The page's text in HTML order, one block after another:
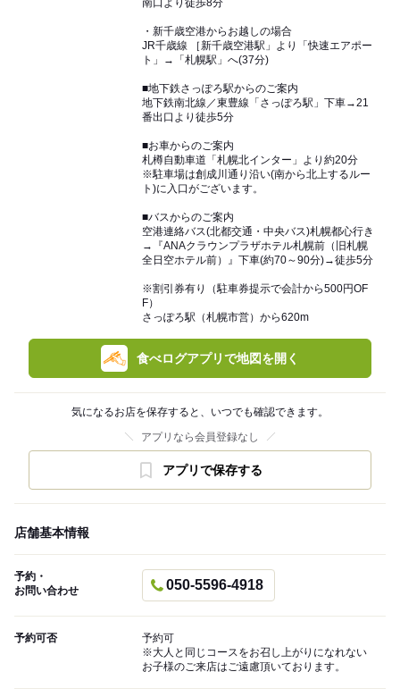
南口より徒歩8分
・新千歳空港からお越しの場合
JR千歳線 ［新千歳空港駅」より「快速エアポー
ト」→「札幌駅」へ(37分)
■地下鉄さっぽろ駅からのご案内
地下鉄南北線／東豊線「さっぽろ駅」下車→21
番出口より徒歩5分
■お車からのご案内
札樽自動車道「札幌北インター」より約20分
※駐車場は創成川通り沿い(南から北上するルー
ト)に入口がございます。
■バスからのご案内
空港連絡バス(北都交通・中央バス)札幌都心行き
→『ANAクラウンプラザホテル札幌前（旧札幌
全日空ホテル前）』下車(約70～90分)→徒歩5分
※割引券有り（駐車券提示で会計から500円OF
F）
さっぽろ駅（札幌市営）から620m
食べログアプリで地図を開く
気になるお店を保存すると、いつでも確認できます。
アプリなら会員登録なし
アプリで保存する
店舗基本情報
予約・
お問い合わせ
050-5596-4918
予約可否
予約可
※大人と同じコースをお召し上がりになれない
お子様のご来店はご遠慮頂いております。